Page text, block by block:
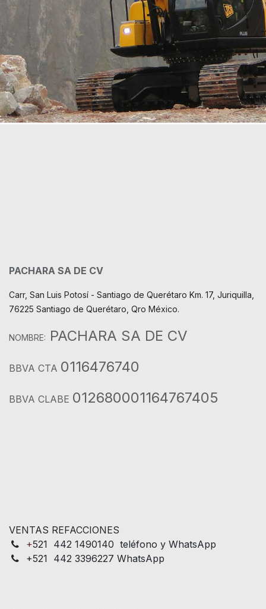
PACHARA SA DE CV
Carr, San Luis Potosí - Santiago de Querétaro Km. 17, Juriquilla,
76225 Santiago de Querétaro, Qro México.
NOMBRE: PACHARA SA DE CV
BBVA CTA 0116476740
BBVA CLABE 012680001164767405
VENTAS REFACCIONES
+521 442 1490140 teléfono y WhatsApp
+521 442 3396227 WhatsApp